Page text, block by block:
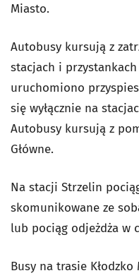
Miasto.
Autobusy kursują z
stacjach i
uruchomiono
się wyłącznie na
Autobusy kursują z
Główne.
Na stacji Strzelin
skomunikowane ze
lub pociąg odjeżdża w
Busy na trasie